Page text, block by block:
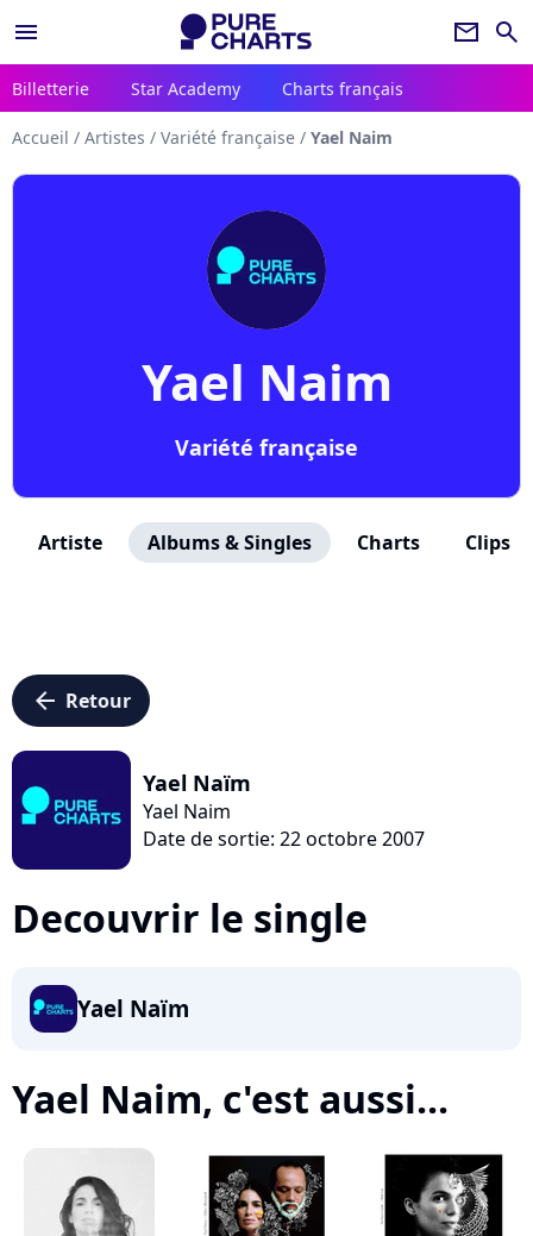
menu newsletter search
Billetterie Star Academy Charts français
Accueil / Artistes / Variété française / Yael Naim
Yael Naim
Variété française
Artiste Albums & Singles Charts Clips
arrow_left Retour
Yael Naïm
Yael Naim
Date de sortie: 22 octobre 2007
Decouvrir le single
Yael Naïm
Yael Naim, c'est aussi...